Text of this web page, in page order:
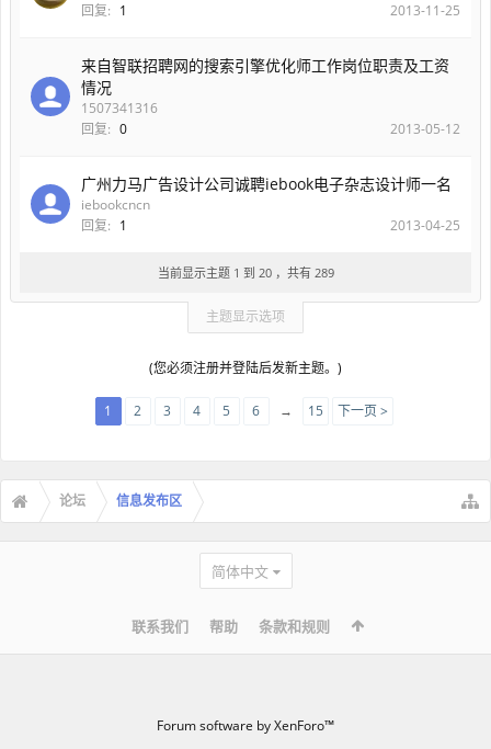
回复: 1 2013-11-25
来自智联招聘网的搜索引擎优化师工作岗位职责及工资
情况
1507341316
回复: 0 2013-05-12
广州力马广告设计公司诚聘iebook电子杂志设计师一名
iebookcncn
回复: 1 2013-04-25
当前显示主题 1 到 20 ，共有 289
主题显示选项
(您必须注册并登陆后发新主题。)
1 2 3 4 5 6 → 15 下一页 >
论坛 信息发布区
简体中文
联系我们 帮助 条款和规则
Forum software by XenForo™